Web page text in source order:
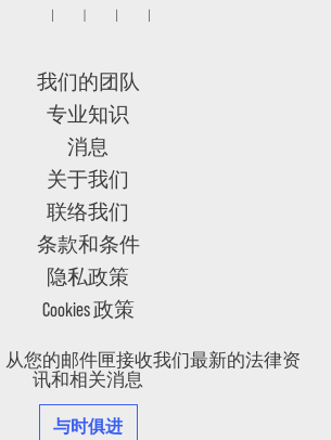
我们的团队
专业知识
消息
关于我们
联络我们
条款和条件
隐私政策
Cookies 政策
您的邮件匣接收我们最新的法律资
讯和相关消息
与时俱进